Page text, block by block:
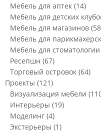
Мебель для аптек (14)
Мебель для детских
Мебель для магазинов
Мебель для
Мебель для стоматологии
Ресепшн (67)
Торговый островок (64)
Проекты (121)
Визуализация мебели
Интерьеры (19)
Моделинг (4)
Экстерьеры (1)